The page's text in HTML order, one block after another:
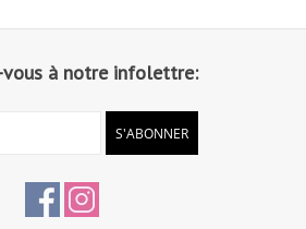
vous à notre infolettre:
S'ABONNER